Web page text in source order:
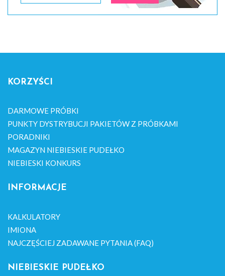
KORZYŚCI
DARMOWE PRÓBKI
PUNKTY DYSTRYBUCJI PAKIETÓW Z PRÓBKAMI
PORADNIKI
MAGAZYN NIEBIESKIE PUDEŁKO
NIEBIESKI KONKURS
INFORMACJE
KALKULATORY
IMIONA
NAJCZĘŚCIEJ ZADAWANE PYTANIA (FAQ)
NIEBIESKIE PUDEŁKO